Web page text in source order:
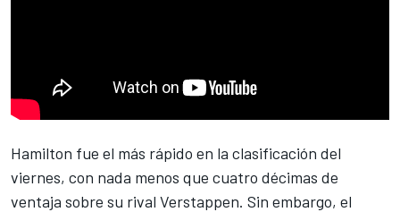
Hamilton fue el más rápido en la clasificación del
viernes, con nada menos que cuatro décimas de
ventaja sobre su rival Verstappen. Sin embargo, el